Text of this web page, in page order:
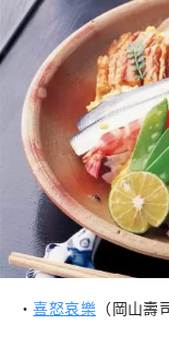
・喜怒哀樂 （岡山壽